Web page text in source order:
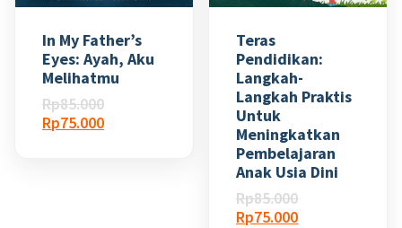
In My Father’s
Eyes: Ayah, Aku
Melihatmu
Rp85.000Harga
aslinya
Rp75.000Harga
Teras
Pendidikan:
Langkah-
Langkah Praktis
Untuk
Meningkatkan
Pembelajaran
Anak Usia Dini
Rp85.000Harga
aslinya
Rp75.000Harga